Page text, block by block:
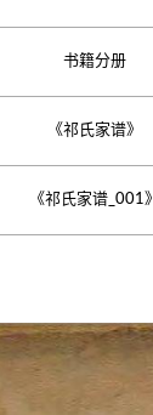
书籍分册
《祁氏家谱》
《祁氏家谱_001》